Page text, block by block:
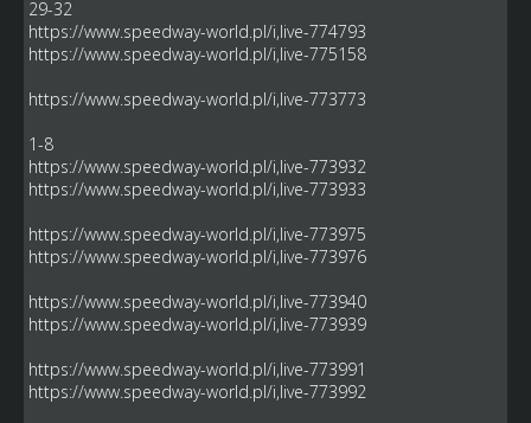
29-32
https://www.speedway-world.pl/i,live-774793
https://www.speedway-world.pl/i,live-775158
https://www.speedway-world.pl/i,live-773773
1-8
https://www.speedway-world.pl/i,live-773932
https://www.speedway-world.pl/i,live-773933
https://www.speedway-world.pl/i,live-773975
https://www.speedway-world.pl/i,live-773976
https://www.speedway-world.pl/i,live-773940
https://www.speedway-world.pl/i,live-773939
https://www.speedway-world.pl/i,live-773991
https://www.speedway-world.pl/i,live-773992